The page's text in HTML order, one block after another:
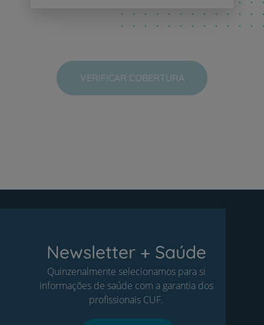
VERIFICAR COBERTURA
Newsletter + Saúde
Quinzenalmente selecionamos para si
informações de saúde com a garantia dos
profissionais CUF.